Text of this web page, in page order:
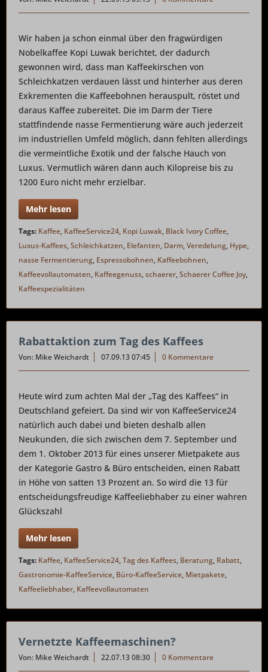
Wir haben ja schon einmal über den fragwürdigen
Nobelkaffee Kopi Luwak berichtet, der dadurch
gewonnen wird, dass man Kaffeekirschen von
Schleichkatzen verdauen lässt und hinterher aus deren
Exkrementen die Kaffeebohnen herauspult, röstet und
daraus Kaffee zubereitet. Die im Darm der Tiere
stattfindende nasse Fermentierung wäre auch jederzeit
im industriellen Umfeld möglich, dann fehlten allerdings
die vermeintliche Exotik und der falsche Hauch von
Luxus. Vermutlich wären dann auch Kilopreise bis zu
1200 Euro nicht mehr erzielbar.
Mehr lesen
Tags: Kaffee, KaffeeService24, Kopi Luwak, Black Ivory Coffee,
Luxus-Kaffees,Schleichkatzen, Elefanten, Darm,Veredelung, Hype,
nasse Fermentierung, Espressobohnen, Kaffeebohnen,
Kaffeevollautomaten, Kaffeegenuss,schaerer,Schaerer Coffee Joy,
Kaffeespezialitäten
Rabattaktion zum Tag des Kaffees
Von: Mike Weichardt 07.09.13 07:45 0 Kommentare
Heute wird zum achten Mal der „Tag des Kaffees“ in
Deutschland gefeiert. Da sind wir von KaffeeService24
natürlich auch dabei und bieten deshalb allen
Neukunden, die sich zwischen dem 7. September und
dem 1. Oktober 2013 für eines unserer Mietpakete aus
der Kategorie Gastro & Büro entscheiden, einen Rabatt
in Höhe von satten 13 Prozent an. So wird die 13 für
entscheidungsfreudige Kaffeeliebhaber zu einer wahren
Glückszahl
Mehr lesen
Tags: Kaffee, KaffeeService24,Tag des Kaffees, Beratung, Rabatt,
Gastronomie-KaffeeService, Büro-KaffeeService, Mietpakete,
Kaffeeliebhaber, Kaffeevollautomaten
Vernetzte Kaffeemaschinen?
Von: Mike Weichardt 22.07.13 08:30 0 Kommentare